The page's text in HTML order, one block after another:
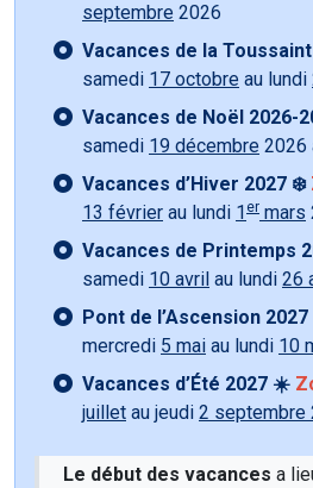
septembre 2026
Vacances de la Toussaint
samedi 17 octobre au lundi
Vacances de Noël 2026-
samedi 19 décembre 2026
Vacances d’Hiver 2027 ❄️
13 février au lundi 1 er mars
Vacances de Printemps
samedi 10 avril au lundi 26
Pont de l’Ascension
mercredi 5 mai au lundi 10
Vacances d’Été 2027 ☀️
juillet au jeudi 2 septembre
Le début des vacances a